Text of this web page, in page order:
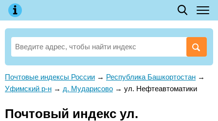
Почтовые индексы России → Республика Башкортостан →
Уфимский р-н → д. Мударисово → ул. Нефтеавтоматики
Почтовый индекс ул.